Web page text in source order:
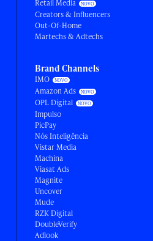
Retail Media
Creators & Influencers
Out-Of-Home
Martechs & Adtechs
Brand Channels
IMO
Amazon Ads
OPL Digital
Impulso
PicPay
Nós Inteligência
Vistar Media
Machina
Viasat Ads
Magnite
Uncover
Mude
RZK Digital
DoubleVerify
Adlook